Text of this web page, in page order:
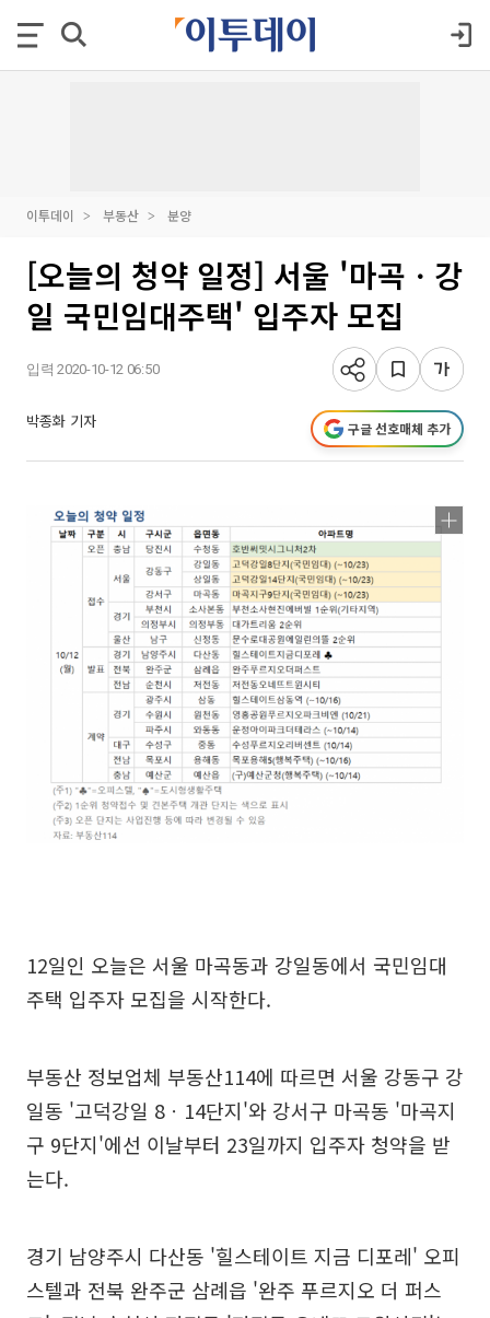
이투데이 부동산 분양
[오늘의 청약 일정] 서울 '마곡ㆍ강
일 국민임대주택' 입주자 모집
입력 2020-10-12 06:50
박종화 기자 구글 선호매체 추가
12일인 오늘은 서울 마곡동과 강일동에서 국민임대
주택 입주자 모집을 시작한다.
부동산 정보업체 부동산114에 따르면 서울 강동구 강
일동 '고덕강일 8ㆍ14단지'와 강서구 마곡동 '마곡지
구 9단지'에선 이날부터 23일까지 입주자 청약을 받
는다.
경기 남양주시 다산동 '힐스테이트 지금 디포레' 오피
스텔과 전북 완주군 삼례읍 '완주 푸르지오 더 퍼스